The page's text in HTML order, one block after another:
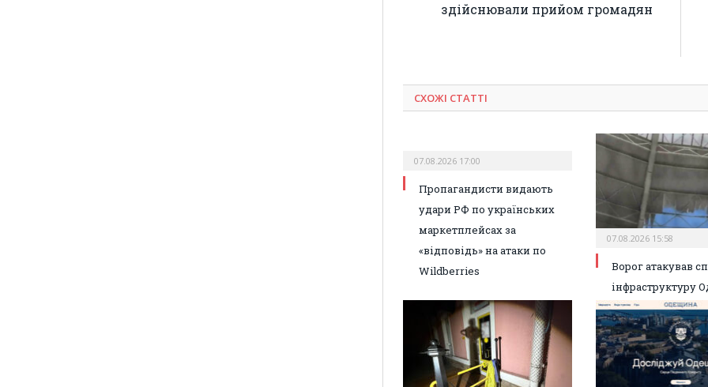
здійснювали прийом громадян
СХОЖІ СТАТТІ
07.08.2026 17:00
Пропагандисти видають
удари РФ по українських
маркетплейсах за
«відповідь» на атаки по
Wildberries
07.08.2026 15:58
Ворог атакував
інфраструктуру